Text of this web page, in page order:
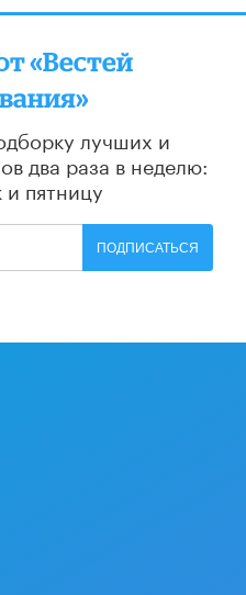
«Вестей
лучших и
два раза в неделю:
и пятницу
ПОДПИСАТЬСЯ